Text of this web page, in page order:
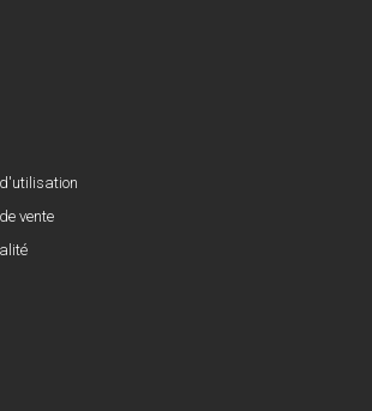
vente